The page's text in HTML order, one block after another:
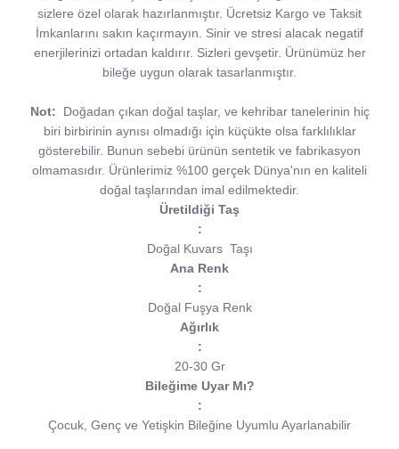
sizlere özel olarak hazırlanmıştır. Ücretsiz Kargo ve Taksit
İmkanlarını sakın kaçırmayın. Sinir ve stresi alacak negatif
enerjilerinizi ortadan kaldırır. Sizleri gevşetir. Ürünümüz her
bileğe uygun olarak tasarlanmıştır.
Not:
Doğadan çıkan doğal taşlar, ve kehribar tanelerinin hiç
biri birbirinin aynısı olmadığı için küçükte olsa farklılıklar
gösterebilir. Bunun sebebi ürünün sentetik ve fabrikasyon
olmamasıdır. Ürünlerimiz %100 gerçek Dünya'nın en kaliteli
doğal taşlarından imal edilmektedir.
Üretildiği Taş
:
Doğal Kuvars Taşı
Ana Renk
:
Doğal Fuşya Renk
Ağırlık
:
20-30 Gr
Bileğime Uyar Mı?
:
Çocuk, Genç ve Yetişkin Bileğine Uyumlu Ayarlanabilir